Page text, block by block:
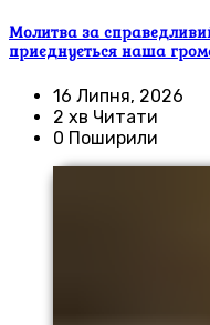
Молитва за
приєднується наша
16 Липня, 2026
2 хв Читати
0 Поширили